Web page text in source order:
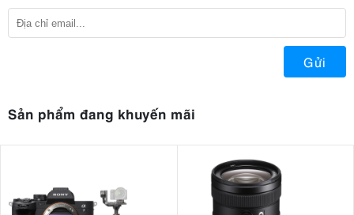
Gửi
Sản phẩm đang khuyến mãi